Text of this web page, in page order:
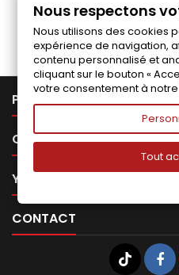
Follow us
PRODUCTS
OUR COMPANY
YOUR ACCOUNT
CONTACT
Nous respectons
Nous utilisons des cookies
expérience de navigation,
contenu personnalisé et
cliquant sur le bouton «
votre consentement à
Tout